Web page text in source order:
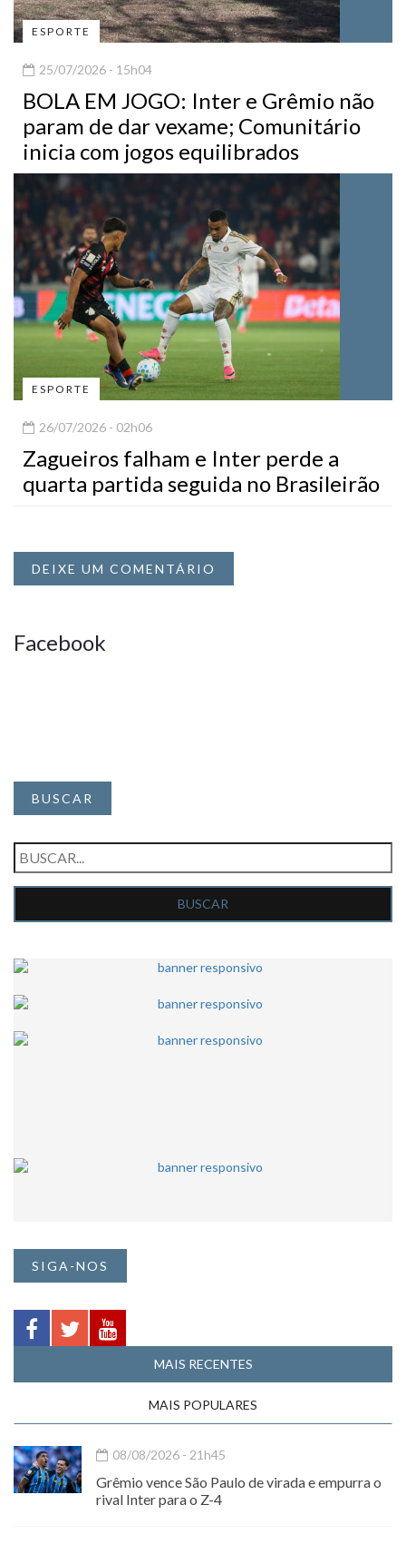
ESPORTE
25/07/2026 - 15h04
BOLA EM JOGO: Inter e Grêmio não
param de dar vexame; Comunitário
inicia com jogos equilibrados
ESPORTE
26/07/2026 - 02h06
Zagueiros falham e Inter perde a
quarta partida seguida no Brasileirão
DEIXE UM COMENTÁRIO
Facebook
BUSCAR
SIGA-NOS
MAIS RECENTES
MAIS POPULARES
08/08/2026 - 21h45
Grêmio vence São Paulo de virada e empurra o
rival Inter para o Z-4